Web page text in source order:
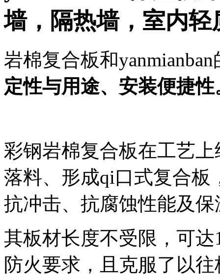
墙， 隔热墙， 室内轻
岩棉复合板和
定性与用途、安装便捷性
彩钢岩棉复合板在工艺
落料、形成qi口式复合板
抗冲击、抗腐蚀性能及
其板材长度不受限，可达
防火要求，且克服了以